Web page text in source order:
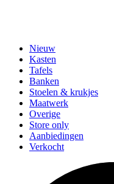
Nieuw
Kasten
Tafels
Banken
Stoelen & krukjes
Maatwerk
Overige
Store only
Aanbiedingen
Verkocht